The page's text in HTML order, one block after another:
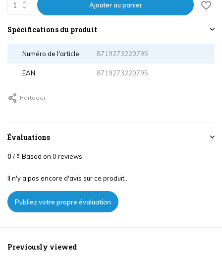
Ajouter au panier
Spécifications du produit
Numéro de l'article 8719273220795
EAN 8719273220795
Partager
Évaluations
0 / 5 Based on 0 reviews
Il n'y a pas encore d'avis sur ce produit..
Publiez votre propre évaluation
Previously viewed